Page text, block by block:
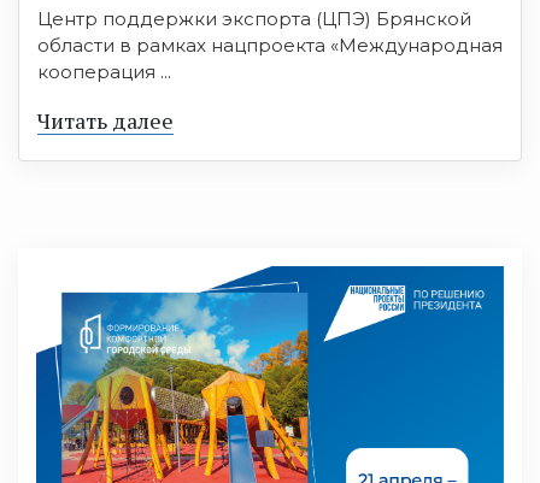
Центр поддержки экспорта (ЦПЭ) Брянской
области в рамках нацпроекта «Международная
кооперация ...
Читать далее